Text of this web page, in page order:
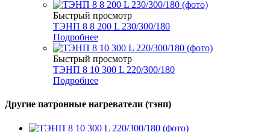
Быстрый просмотр
ТЭНП 8 8 200 L 230/300/180
Подробнее
Быстрый просмотр
ТЭНП 8 10 300 L 220/300/180
Подробнее
Другие патронные нагреватели (тэнп)